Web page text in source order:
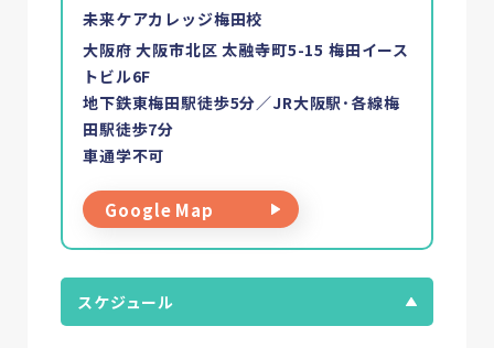
未来ケアカレッジ梅田校
大阪府 大阪市北区 太融寺町5-15 梅田イース
トビル6F
地下鉄東梅田駅徒歩5分／JR大阪駅･各線梅
田駅徒歩7分
車通学不可
Google Map
スケジュール